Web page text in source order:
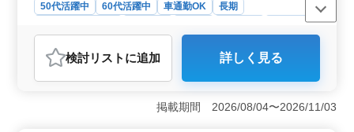
50代活躍中 60代活躍中 車通勤OK
長期
派遣社員
おすすめポイント
＜公共工事の施工管理＞ 北海道中川郡美深町で、公共
工事の土木施工管理職での求人です。年間休日115日程度
で、土曜日隔週休みなどメリハリのある休日が確保され
検討リスト に追加 詳しく見る
掲載期間 2026/08/04〜2026/11/03